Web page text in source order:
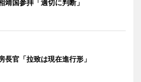
靖国参拝「適切に判断」
長官「拉致は現在進行形」